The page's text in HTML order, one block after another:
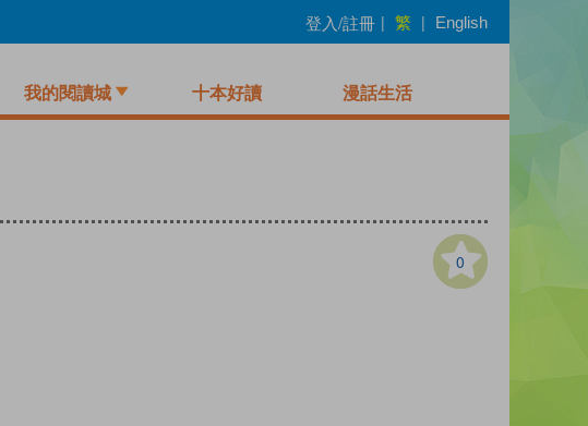
登入/註冊 | 繁 | English
我的閱讀城 十本好讀 漫話生活
0